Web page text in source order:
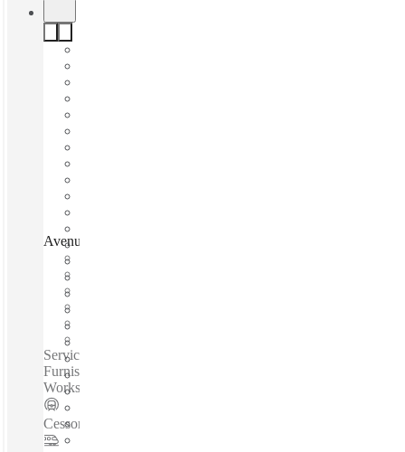
Avenue Des Champs Blancs, Cesson-Sévigné, 35510
Services inclus / Bureaux privés / Fast Move-In - Fixed Cost -
Furnished - Flexible Terms - Meeting Rooms - Private
Workspace - Shared Internet - Services Included - WIFI...
Cesson - Viasilva